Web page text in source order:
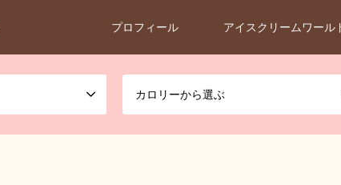
プロフィール アイスクリームワール
カロリーから選ぶ